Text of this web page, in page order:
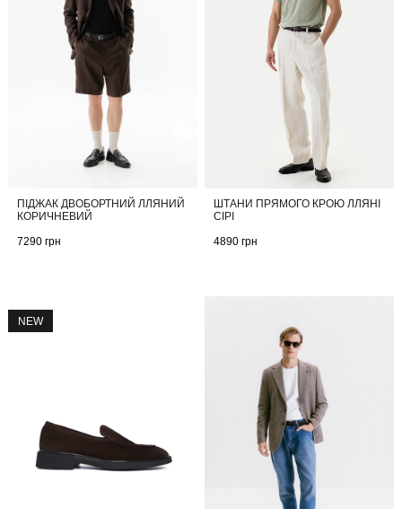
ПІДЖАК ДВОБОРТНИЙ ЛЛЯНИЙ
КОРИЧНЕВИЙ
7290 грн
ШТАНИ ПРЯМОГО КРОЮ ЛЛЯНІ
СІРІ
4890 грн
NEW